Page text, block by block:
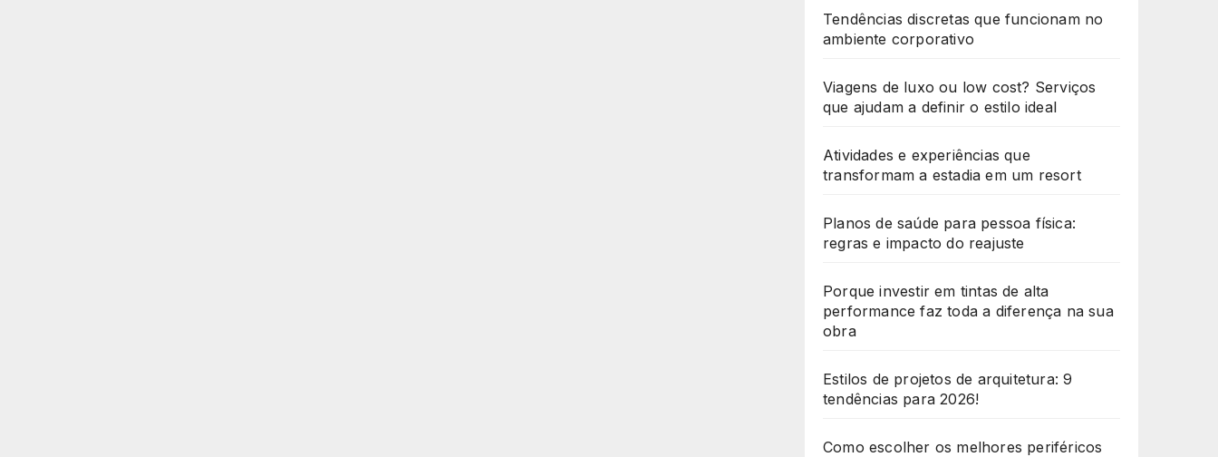
Tendências discretas que funcionam no
ambiente corporativo
Viagens de luxo ou low cost? Serviços
que ajudam a definir o estilo ideal
Atividades e experiências que
transformam a estadia em um resort
Planos de saúde para pessoa física:
regras e impacto do reajuste
Porque investir em tintas de alta
performance faz toda a diferença na sua
obra
Estilos de projetos de arquitetura: 9
tendências para 2026!
Como escolher os melhores periféricos